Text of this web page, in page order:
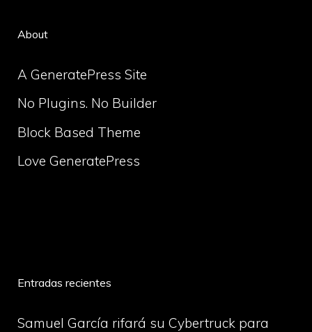
About
A GeneratePress Site
No Plugins. No Builder
Block Based Theme
Love GeneratePress
Entradas recientes
Samuel García rifará su Cybertruck para